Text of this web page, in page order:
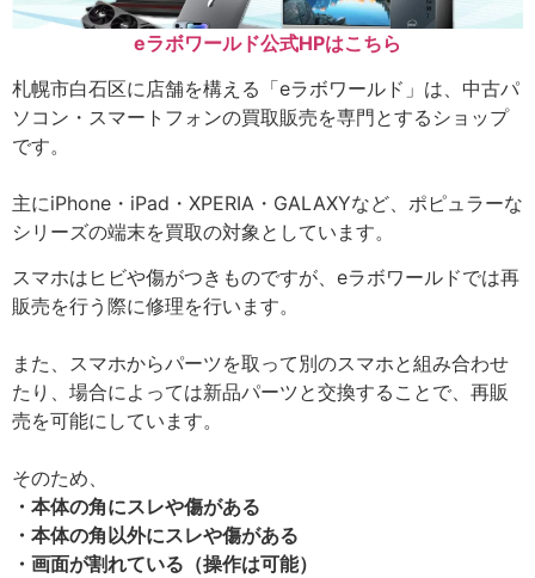
eラボワールド公式HPはこちら
札幌市白石区に店舗を構える「eラボワールド」は、中古パ
ソコン・スマートフォンの買取販売を専門とするショップ
です。
主にiPhone・iPad・XPERIA・GALAXYなど、ポピュラーな
シリーズの端末を買取の対象としています。
スマホはヒビや傷がつきものですが、eラボワールドでは再
販売を行う際に修理を行います。
また、スマホからパーツを取って別のスマホと組み合わせ
たり、場合によっては新品パーツと交換することで、再販
売を可能にしています。
そのため、
・本体の角にスレや傷がある
・本体の角以外にスレや傷がある
・画面が割れている（操作は可能）